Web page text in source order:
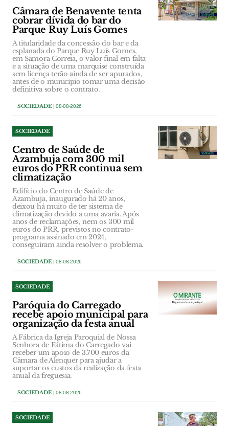
Câmara de Benavente tenta
cobrar dívida do bar do
Parque Ruy Luís Gomes
A titularidade da concessão do bar e da
esplanada do Parque Ruy Luís Gomes,
em Samora Correia, o valor final em falta
e a situação de uma marquise construída
sem licença terão ainda de ser apurados,
antes de o município tomar uma decisão
definitiva sobre o contrato.
SOCIEDADE| 08-08-2026
SOCIEDADE
Centro de Saúde de
Azambuja com 300 mil
euros do PRR continua sem
climatização
Edifício do Centro de Saúde de
Azambuja, inaugurado há 20 anos,
deixou há muito de ter sistema de
climatização devido a uma avaria. Após
anos de reclamações, nem os 300 mil
euros do PRR, previstos no contrato-
programa assinado em 2024,
conseguiram ainda resolver o problema.
SOCIEDADE| 08-08-2026
SOCIEDADE
Paróquia do Carregado
recebe apoio municipal para
organização da festa anual
A Fábrica da Igreja Paroquial de Nossa
Senhora de Fátima do Carregado vai
receber um apoio de 3.700 euros da
Câmara de Alenquer para ajudar a
suportar os custos da realização da festa
anual da freguesia.
SOCIEDADE| 08-08-2026
SOCIEDADE